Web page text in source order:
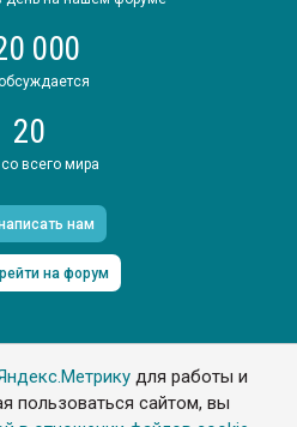
для работы и
пользоваться сайтом, вы
000
20
всего мира
нам
на форум
Все права защищены
сайта с обязательной
www.e-plastic.ru